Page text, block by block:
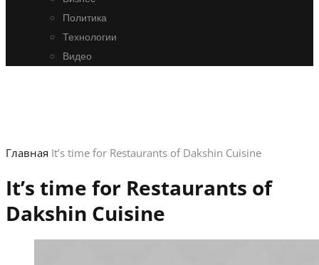
Политика
Технологии
Видео
Главная It’s time for Restaurants of Dakshin Cuisine
It’s time for Restaurants of
Dakshin Cuisine